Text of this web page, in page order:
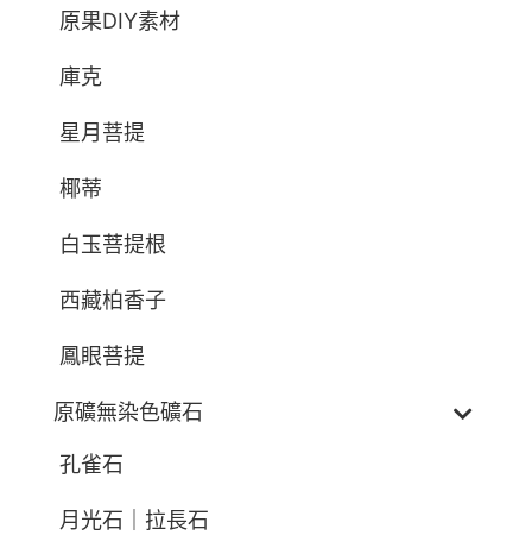
原果DIY素材
庫克
星月菩提
椰蒂
白玉菩提根
西藏柏香子
鳳眼菩提
原礦無染色礦石
孔雀石
月光石｜拉長石